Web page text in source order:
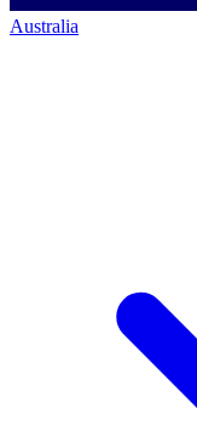
Australia